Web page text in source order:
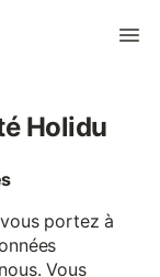
Holidu
portez à
Vous